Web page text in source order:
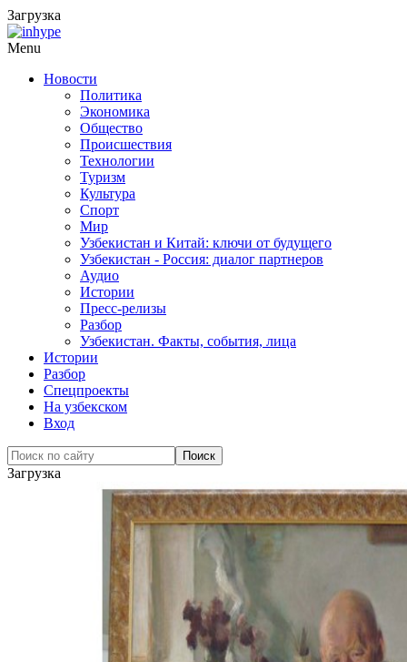
Загрузка
Menu
Новости
Политика
Экономика
Общество
Происшествия
Технологии
Туризм
Культура
Спорт
Мир
Узбекистан и Китай: ключи от будущего
Узбекистан - Россия: диалог партнеров
Аудио
Истории
Пресс-релизы
Разбор
Узбекистан. Факты, события, лица
Истории
Разбор
Спецпроекты
На узбекском
Вход
Загрузка